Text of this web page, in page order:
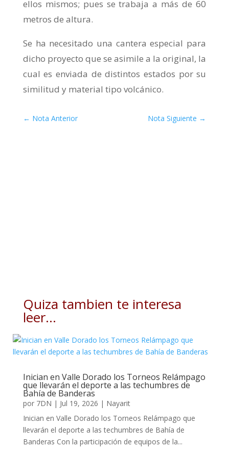
ellos mismos; pues se trabaja a más de 60
metros de altura.
Se ha necesitado una cantera especial para
dicho proyecto que se asimile a la original, la
cual es enviada de distintos estados por su
similitud y material tipo volcánico.
← Nota Anterior Nota Siguiente →
Quiza tambien te interesa
leer…
Inician en Valle Dorado los Torneos Relámpago
que llevarán el deporte a las techumbres de
Bahía de Banderas
por 7DN | Jul 19, 2026 | Nayarit
Inician en Valle Dorado los Torneos Relámpago que
llevarán el deporte a las techumbres de Bahía de
Banderas Con la participación de equipos de la...